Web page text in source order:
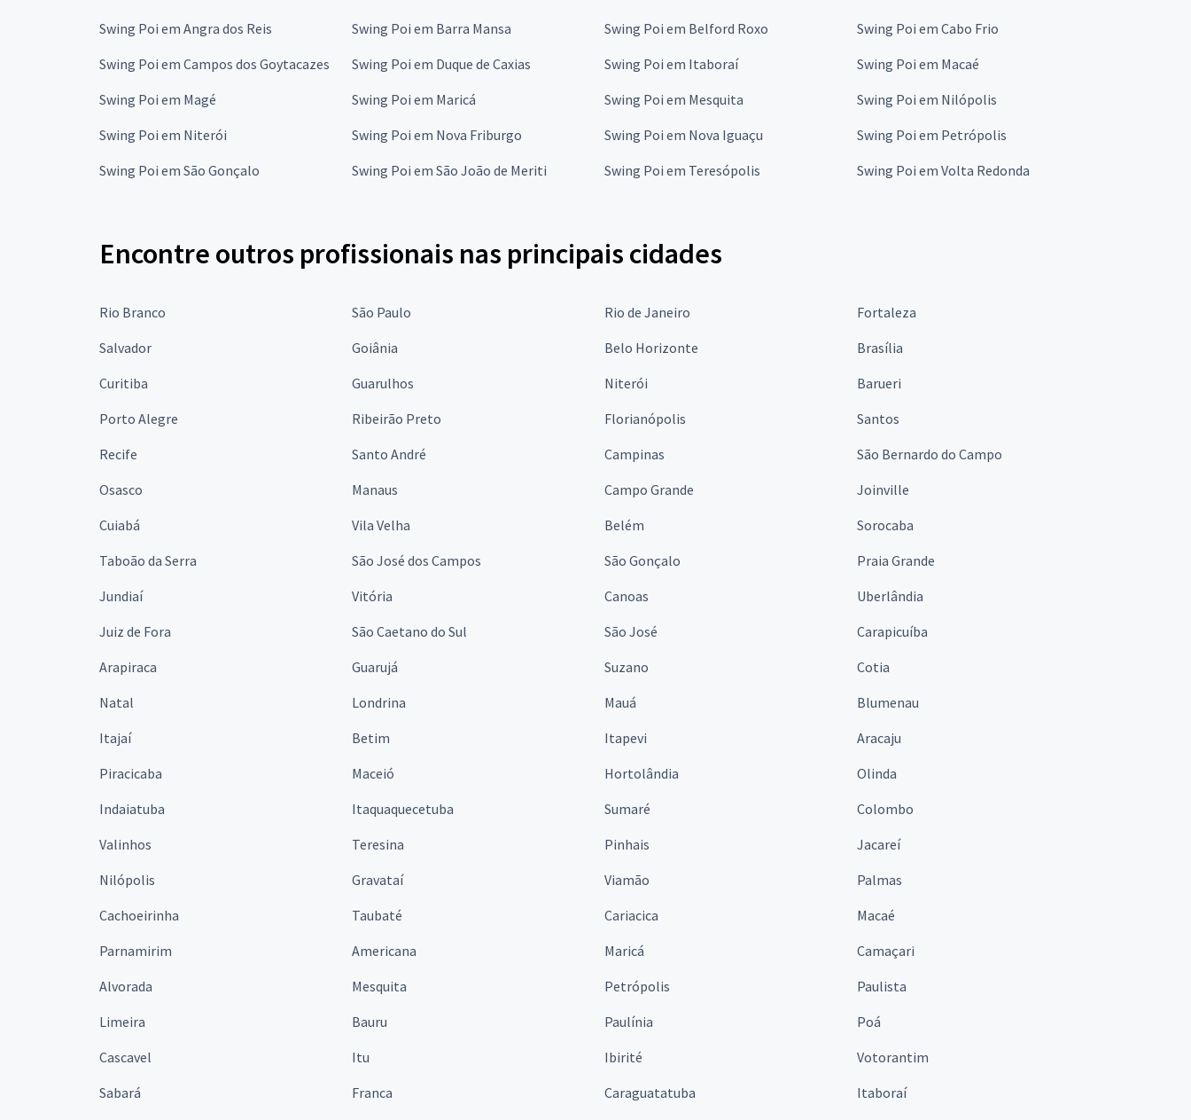
Swing Poi em Angra dos Reis Swing Poi em Barra Mansa Swing Poi em Belford Roxo
Swing Poi em Cabo Frio
Swing Poi em Campos dos Goytacazes
Swing Poi em Duque de Caxias Swing Poi em Itaboraí
Swing Poi em Macaé
Swing Poi em Magé
Swing Poi em Maricá Swing Poi em Mesquita
Swing Poi em Nilópolis
Swing Poi em Niterói
Swing Poi em Nova Friburgo Swing Poi em Nova Iguaçu
Swing Poi em Petrópolis
Swing Poi em São Gonçalo
Swing Poi em São João de Meriti Swing Poi em Teresópolis Swing Poi em Volta Redonda
Encontre outros profissionais nas principais cidades
Rio Branco São Paulo Rio de Janeiro
Fortaleza
Salvador
Goiânia Belo Horizonte
Brasília
Curitiba
Guarulhos Niterói
Barueri
Porto Alegre
Ribeirão Preto Florianópolis
Santos
Recife
Santo André Campinas
São Bernardo do Campo
Osasco
Manaus Campo Grande
Joinville
Cuiabá
Vila Velha Belém
Sorocaba
Taboão da Serra
São José dos Campos São Gonçalo
Praia Grande
Jundiaí
Vitória Canoas
Uberlândia
Juiz de Fora
São Caetano do Sul São José
Carapicuíba
Arapiraca
Guarujá Suzano
Cotia
Natal
Londrina Mauá
Blumenau
Itajaí
Betim Itapevi
Aracaju
Piracicaba
Maceió Hortolândia
Olinda
Indaiatuba
Itaquaquecetuba Sumaré
Colombo
Valinhos
Teresina Pinhais
Jacareí
Nilópolis
Gravataí Viamão
Palmas
Cachoeirinha
Taubaté Cariacica
Macaé
Parnamirim
Americana Maricá
Camaçari
Alvorada
Mesquita Petrópolis
Paulista
Limeira
Bauru Paulínia
Poá
Cascavel
Itu Ibirité
Votorantim
Sabará
Franca Caraguatatuba
Itaboraí